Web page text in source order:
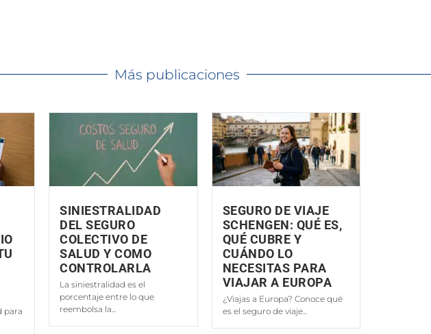
Más publicaciones
para
SINIESTRALIDAD
DEL SEGURO
COLECTIVO DE
SALUD Y COMO
CONTROLARLA
La siniestralidad es el
porcentaje entre lo que
reembolsa la...
SEGURO DE VIAJE
SCHENGEN: QUÉ ES,
QUÉ CUBRE Y
CUÁNDO LO
NECESITAS PARA
VIAJAR A EUROPA
¿Viajas a Europa? Conoce qué
es el seguro de viaje...